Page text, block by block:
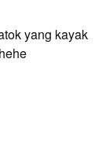
yang kayak